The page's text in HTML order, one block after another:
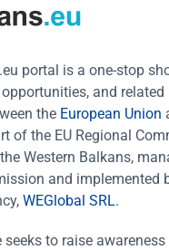
portal is a one-stop
and
the European Union
of the EU Regional
Western Balkans,
and implemented
WEGlobal SRL.
to raise